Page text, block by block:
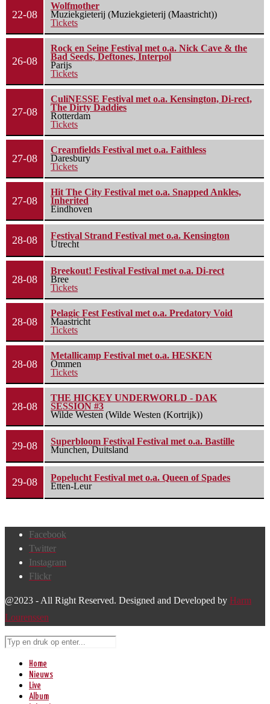
22-08
Wolfmother
Muziekgieterij (Muziekgieterij (Maastricht))
Tickets
26-08
Rock en Seine Festival met o.a. Nick Cave & the
Bad Seeds, Deftones, Interpol
Parijs
Tickets
27-08
CuliNESSE Festival met o.a. Kensington, Di-rect,
The Dirty Daddies
Rotterdam
Tickets
27-08
Creamfields Festival met o.a. Faithless
Daresbury
Tickets
27-08
Hit The City Festival met o.a. Snapped Ankles,
Inherited
Eindhoven
28-08
Festival Strand Festival met o.a. Kensington
Utrecht
28-08
Breekout! Festival Festival met o.a. Di-rect
Bree
Tickets
28-08
Pelagic Fest Festival met o.a. Predatory Void
Maastricht
Tickets
28-08
Metallicamp Festival met o.a. HESKEN
Ommen
Tickets
28-08
THE HICKEY UNDERWORLD - DAK
SESSION #3
Wilde Westen (Wilde Westen (Kortrijk))
29-08
Superbloom Festival Festival met o.a. Bastille
Munchen, Duitsland
29-08
Popelucht Festival met o.a. Queen of Spades
Etten-Leur
Facebook
Twitter
Instagram
Flickr
@2023 - All Right Reserved. Designed and Developed by Harm
Lourenssen
Home
Nieuws
Live
Album